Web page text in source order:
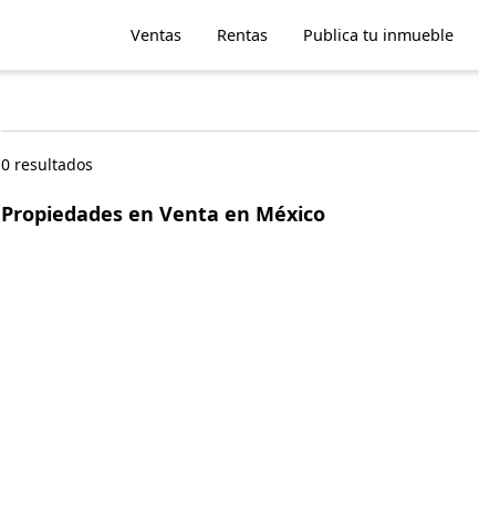
Ventas Rentas Publica tu inmueble
0 resultados
Propiedades en Venta en México